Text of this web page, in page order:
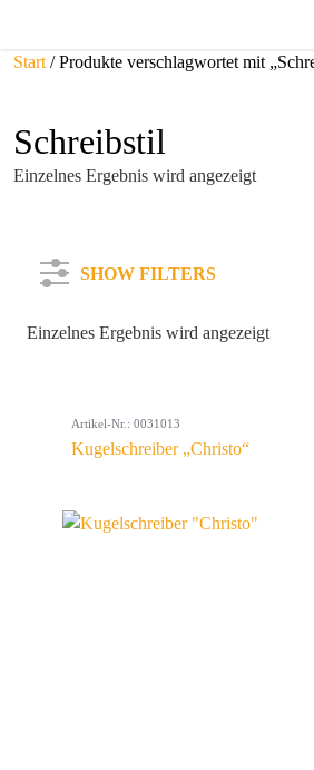
Start / Produkte verschlagwortet mit
Schreibstil
Einzelnes Ergebnis wird angezeigt
SHOW FILTERS
Farbe
Einzelnes Ergebnis wird angezeigt
Artikel-Nr.: 0031013
Kugelschreiber „Christo“